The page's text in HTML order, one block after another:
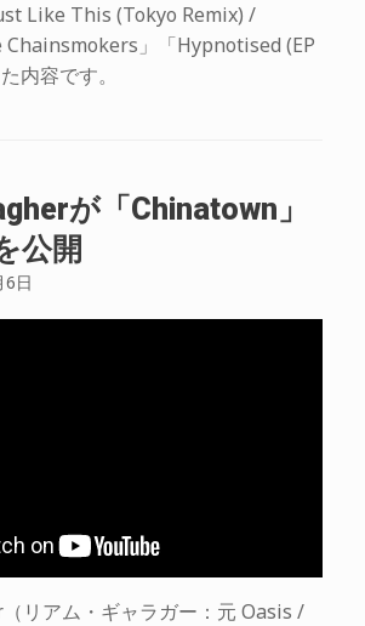
Like This (Tokyo Remix) /
」「Hypnotised (EP
内容です。
が「Chinatown」
公開
6日
リアム・ギャラガー：元 Oasis /